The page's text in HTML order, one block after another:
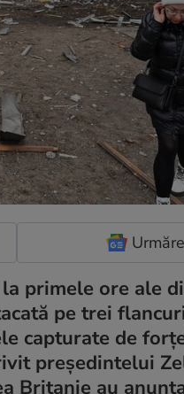
primele ore ale
pe trei
capturate de
președintelui
Britanie au